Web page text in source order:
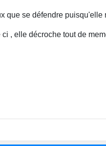
que se défendre
, elle décroche tout de